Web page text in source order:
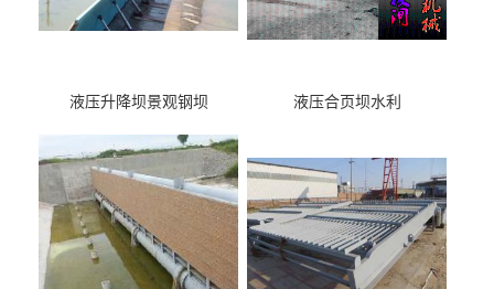
液压升降坝景观钢坝 液压合页坝水利